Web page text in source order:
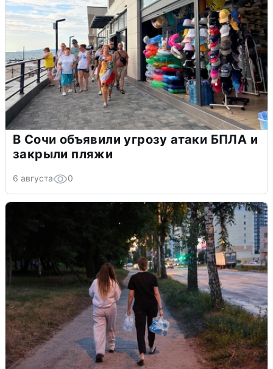
В Сочи объявили угрозу атаки БПЛА и
закрыли пляжи
6 августа 0